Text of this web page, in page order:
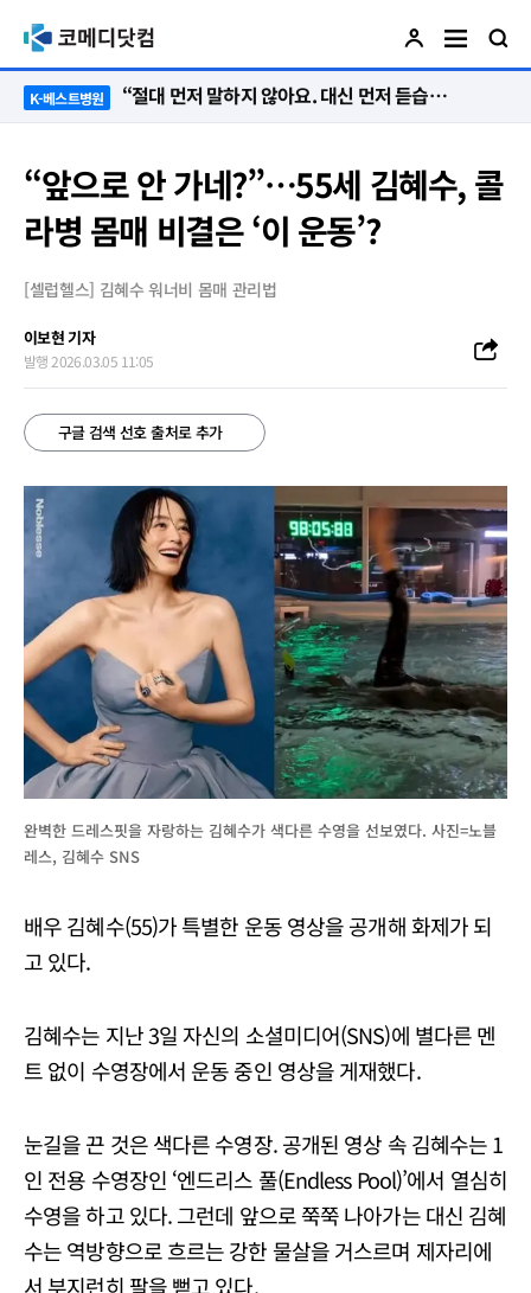
K-베스트병원 “절대 먼저 말하지 않아요. 대신 먼저 듣습니다”
“앞으로 안 가네?”…55세 김혜수, 콜
라병 몸매 비결은 ‘이 운동’?
[셀럽헬스] 김혜수 워너비 몸매 관리법
이보현 기자
발행 2026.03.05 11:05
구글 검색 선호 출처로 추가
완벽한 드레스핏을 자랑하는 김혜수가 색다른 수영을 선보였다. 사진=노블
레스, 김혜수 SNS
배우 김혜수(55)가 특별한 운동 영상을 공개해 화제가 되
고 있다.
김혜수는 지난 3일 자신의 소셜미디어(SNS)에 별다른 멘
트 없이 수영장에서 운동 중인 영상을 게재했다.
눈길을 끈 것은 색다른 수영장. 공개된 영상 속 김혜수는 1
인 전용 수영장인 ‘엔드리스 풀(Endless Pool)’에서 열심히
수영을 하고 있다. 그런데 앞으로 쭉쭉 나아가는 대신 김혜
수는 역방향으로 흐르는 강한 물살을 거스르며 제자리에
서 부지런히 팔을 뻗고 있다.